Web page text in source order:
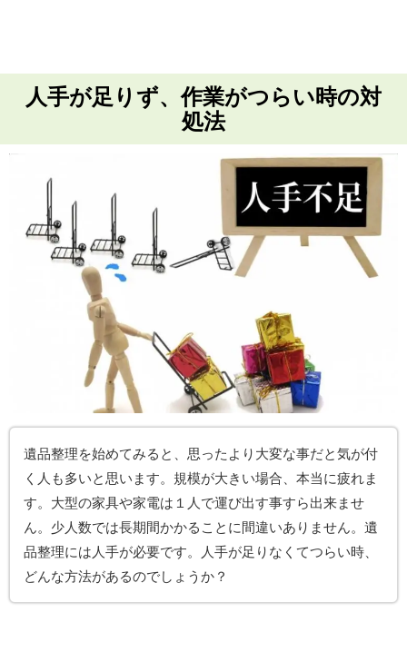
人手が足りず、作業がつらい時の対
処法
遺品整理を始めてみると、思ったより大変な事だと気が付
く人も多いと思います。規模が大きい場合、本当に疲れま
す。大型の家具や家電は１人で運び出す事すら出来ませ
ん。少人数では長期間かかることに間違いありません。遺
品整理には人手が必要です。人手が足りなくてつらい時、
どんな方法があるのでしょうか？